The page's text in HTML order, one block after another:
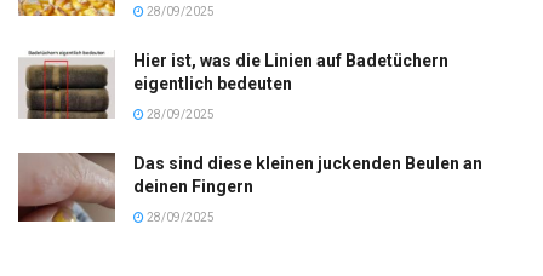
28/09/2025
Hier ist, was die Linien auf Badetüchern
eigentlich bedeuten
28/09/2025
Das sind diese kleinen juckenden Beulen an
deinen Fingern
28/09/2025